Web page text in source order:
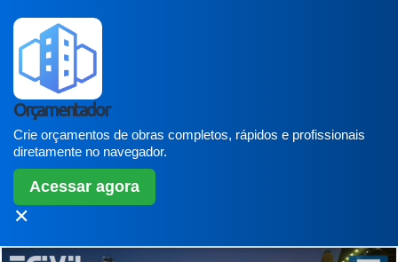
Orçamentador
Crie orçamentos de obras completos, rápidos e profissionais
diretamente no navegador.
Acessar agora
✕